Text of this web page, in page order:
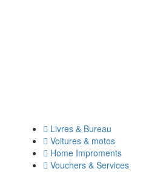
Livres & Bureau
Voitures & motos
Home Improments
Vouchers & Services